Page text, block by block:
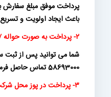
پرداخت موفق مبلغ سفارش
باعث ایجاد اولویت و
۲- پرداخت به صورت حواله / کارت به کارت
58693000 تماس حاصل فرمایید.
۳- پرداخت در پوز محل شرکت